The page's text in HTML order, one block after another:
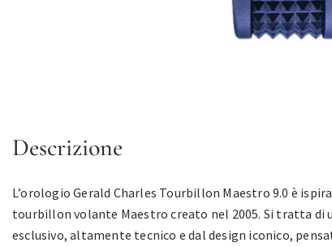
Descrizione
L’orologio Gerald Charles Tourbillon Maestro 9.0 è
tourbillon volante Maestro creato nel 2005. Si tratta di
esclusivo, altamente tecnico e dal design iconico,